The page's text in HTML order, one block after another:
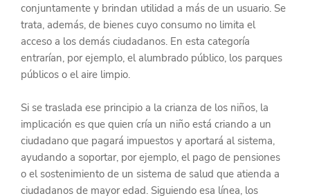
conjuntamente y brindan utilidad a más de un usuario. Se
trata, además, de bienes cuyo consumo no limita el
acceso a los demás ciudadanos. En esta categoría
entrarían, por ejemplo, el alumbrado público, los parques
públicos o el aire limpio.
Si se traslada ese principio a la crianza de los niños, la
implicación es que quien cría un niño está criando a un
ciudadano que pagará impuestos y aportará al sistema,
ayudando a soportar, por ejemplo, el pago de pensiones
o el sostenimiento de un sistema de salud que atienda a
ciudadanos de mayor edad. Siguiendo esa línea, los